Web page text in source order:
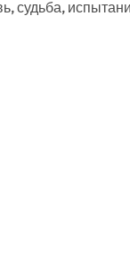
судьба,